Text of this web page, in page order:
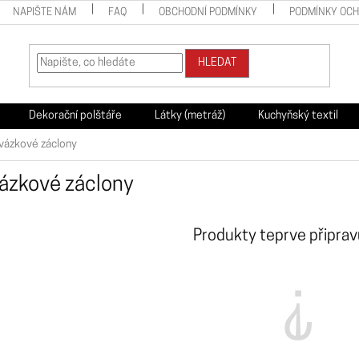
NAPIŠTE NÁM FAQ OBCHODNÍ PODMÍNKY PODMÍNKY
HLEDAT
Dekorační polštáře Látky (metráž) Kuchyňský textil
záclony
záclony
Produkty teprve